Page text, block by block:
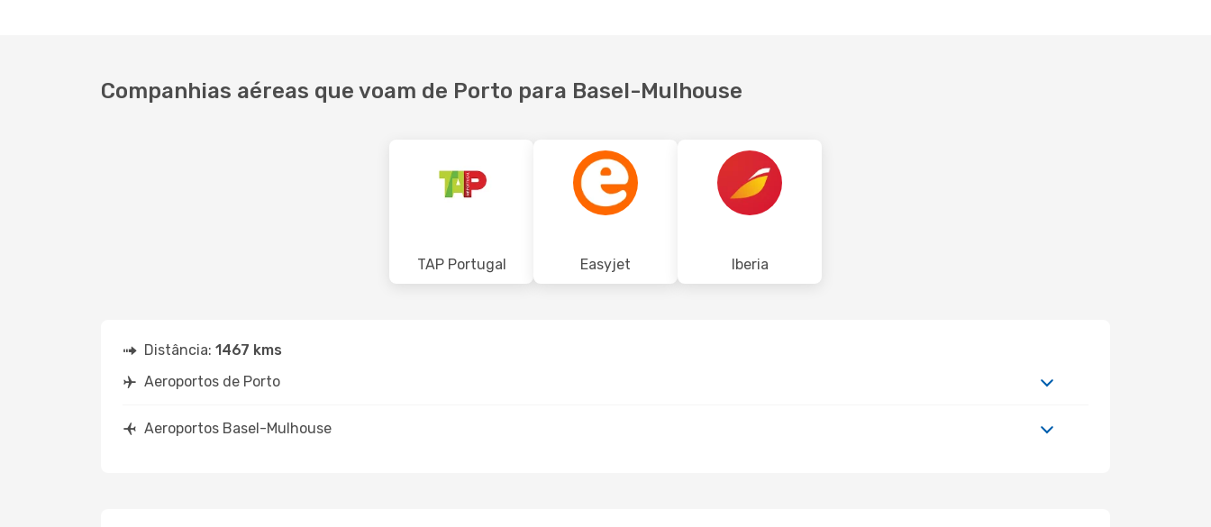
Companhias aéreas que voam de Porto para Basel-Mulhouse
TAP Portugal Easyjet Iberia
Distância: 1467 kms
Aeroportos de Porto
Aeroportos Basel-Mulhouse